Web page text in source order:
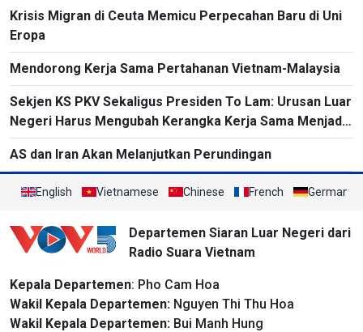
Krisis Migran di Ceuta Memicu Perpecahan Baru di Uni
Eropa
Mendorong Kerja Sama Pertahanan Vietnam-Malaysia
Sekjen KS PKV Sekaligus Presiden To Lam: Urusan Luar
Negeri Harus Mengubah Kerangka Kerja Sama Menjadi
Proyek-Proyek Konkret dan Menganggap Efektivitas
yang Substansial sebagai Tolok Ukur
AS dan Iran Akan Melanjutkan Perundingan
English Vietnamese Chinese French German
Departemen Siaran Luar Negeri dari
Radio Suara Vietnam
Kepala Departemen: Pho Cam Hoa
Wakil Kepala Departemen: Nguyen Thi Thu Hoa
Wakil Kepala Departemen: Bui Manh Hung